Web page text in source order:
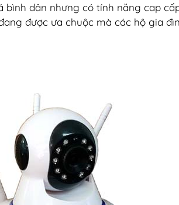
dân nhưng có tính năng cap
được ưa chuộc mà các hộ gia